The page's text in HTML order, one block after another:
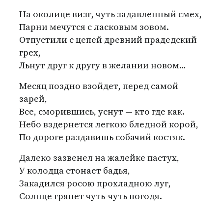
На околице визг, чуть задавленный смех,
Парни мечутся с ласковым зовом.
Отпустили с цепей древний прадедский
грех,
Льнут друг к другу в желании новом…
Месяц поздно взойдет, перед самой
зарей,
Все, сморившись, уснут — кто где как.
Небо вздернется легкою бледной корой,
По дороге раздавишь собачий костяк.
Далеко зазвенел на жалейке пастух,
У колодца стонает бадья,
Закадился росою прохладною луг,
Солнце грянет чуть-чуть погодя.